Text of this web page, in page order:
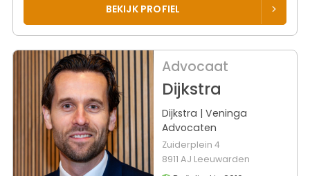
BEKIJK PROFIEL
Advocaat
Dijkstra
Dijkstra | Veninga
Advocaten
Zuiderplein 4
8911 AJ Leeuwarden